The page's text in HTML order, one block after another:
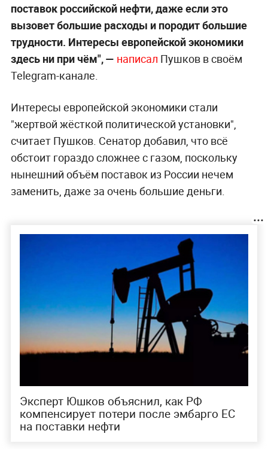
поставок российской нефти, даже если это
вызовет большие расходы и породит большие
трудности. Интересы европейской экономики
здесь ни при чём", — написал Пушков в своём
Telegram-канале.
Интересы европейской экономики стали
"жертвой жёсткой политической установки",
считает Пушков. Сенатор добавил, что всё
обстоит гораздо сложнее с газом, поскольку
нынешний объём поставок из России нечем
заменить, даже за очень большие деньги.
Эксперт Юшков объяснил, как РФ
компенсирует потери после эмбарго ЕС
на поставки нефти